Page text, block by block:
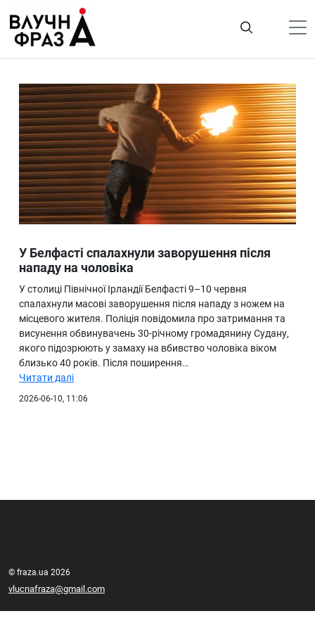
содержимому
Гроші
Життя
Лайфстайл
ТехноНаука
Людина
Ukraine
Про нас
У Белфасті спалахнули заворушення після
нападу на чоловіка
У столиці Північної Ірландії Белфасті 9–10 червня
спалахнули масові заворушення після нападу з ножем на
місцевого жителя. Поліція повідомила про затримання та
висунення обвинувачень 30-річному громадянину Судану,
якого підозрюють у замаху на вбивство чоловіка віком
близько 40 років. Після поширення…
Читати далі
2026-06-10, 11:06
© fraza.ua 2026
vlucnafraza@gmail.com